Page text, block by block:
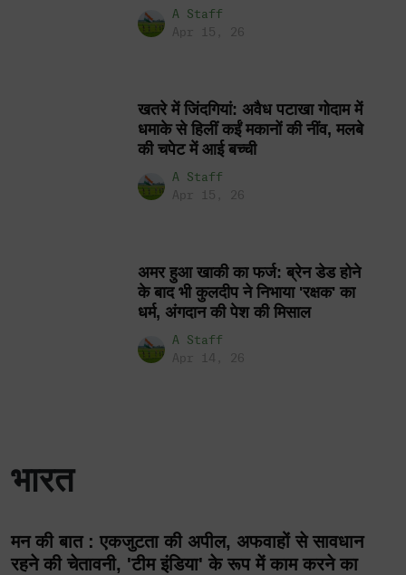
A Staff
Apr 15, 26
खतरे में जिंदगियां: अवैध पटाखा गोदाम में
धमाके से हिलीं कईं मकानों की नींव, मलबे
की चपेट में आई बच्ची
A Staff
Apr 15, 26
अमर हुआ खाकी का फर्ज: ब्रेन डेड होने
के बाद भी कुलदीप ने निभाया 'रक्षक' का
धर्म, अंगदान की पेश की मिसाल
A Staff
Apr 14, 26
भारत
मन की बात : एकजुटता की अपील, अफवाहों से सावधान
रहने की चेतावनी, 'टीम इंडिया' के रूप में काम करने का